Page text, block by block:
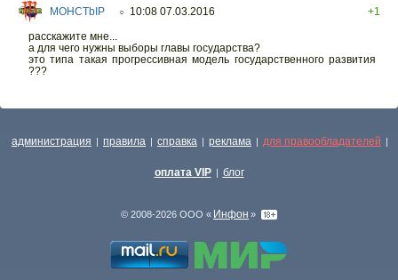
MOHCTbIP ○ 10:08 07.03.2016
+1
расскажите мне...
а для чего нужны выборы главы государства?
это типа такая прогрессивная модель государственного развития
???
администрация | правила | справка | реклама | для правообладателей |
оплата VIP | блог
© 2008-2026 ООО « Инфон »